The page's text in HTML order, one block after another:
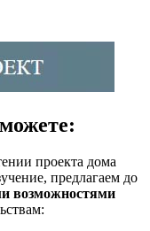
проекта дома
предлагаем до
возможностями